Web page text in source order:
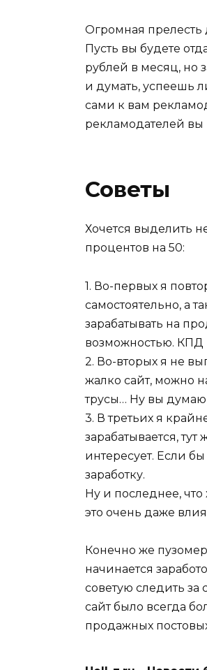
Огромная прелесть
Пусть вы будете
рублей в месяц, но
и думать, успеешь
сами к вам
рекламодателей вы
Советы
Хочется выделить
процентов на 50:
1. Во-первых я
самостоятельно, а
зарабатывать на
возможностью. КПД
2. Во-вторых я не
жалко сайт, можно
трусы… Ну вы
3. В третьих я
зарабатывается,
интересует. Если
заработку.
Ну и последнее, что
это очень даже
Конечно же
начинается
советую следить за
сайт было всегда
продажных